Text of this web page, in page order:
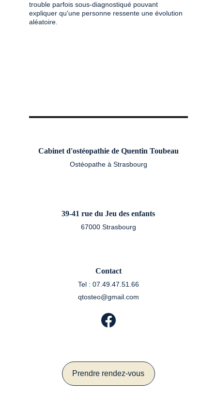
trouble parfois sous-diagnostiqué pouvant
expliquer qu'une personne ressente une évolution
aléatoire.
Cabinet d'ostéopathie de Quentin Toubeau
Ostéopathe à Strasbourg
39-41 rue du Jeu des enfants
67000 Strasbourg
Contact
Tel : 07.49.47.51.66
qtosteo@gmail.com
Prendre rendez-vous